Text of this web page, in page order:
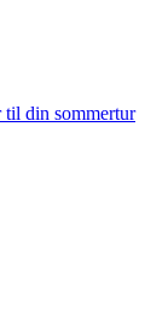
til din sommertur